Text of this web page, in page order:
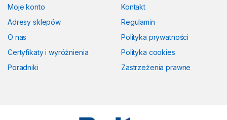
Moje konto
Adresy sklepów
O nas
Certyfikaty i wyróżnienia
Poradniki
Kontakt
Regulamin
Polityka prywatności
Polityka cookies
Zastrzeżenia prawne